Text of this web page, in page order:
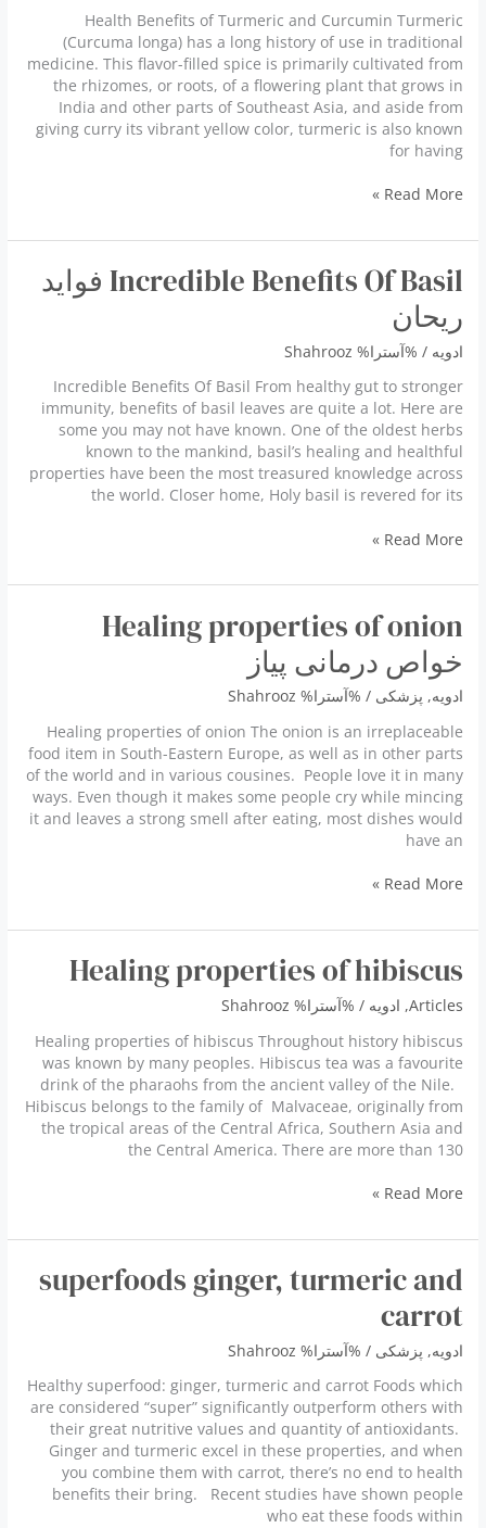
Health Benefits of Turmeric and Curcumin Turmeric
(Curcuma longa) has a long history of use in traditional
medicine. This flavor-filled spice is primarily cultivated from
the rhizomes, or roots, of a flowering plant that grows in
India and other parts of Southeast Asia, and aside from
giving curry its vibrant yellow color, turmeric is also known
for having
Health
of
and
Curcumin
Read More »
Incredible Benefits Of Basil فواید
ریحان
ادویه / %آسترا% Shahrooz
Incredible Benefits Of Basil From healthy gut to stronger
immunity, benefits of basil leaves are quite a lot. Here are
some you may not have known. One of the oldest herbs
known to the mankind, basil’s healing and healthful
properties have been the most treasured knowledge across
the world. Closer home, Holy basil is revered for its
Incredible
Of
فواید
Read More »
Healing properties of onion
خواص درمانی پیاز
ادویه, پزشكى / %آسترا% Shahrooz
Healing properties of onion The onion is an irreplaceable
food item in South-Eastern Europe, as well as in other parts
of the world and in various cousines. People love it in many
ways. Even though it makes some people cry while mincing
it and leaves a strong smell after eating, most dishes would
have an
Healing
of
خواص
پیاز
Read More »
Healing properties of hibiscus
Articles
, ادویه / %آسترا% Shahrooz
Healing properties of hibiscus Throughout history hibiscus
was known by many peoples. Hibiscus tea was a favourite
drink of the pharaohs from the ancient valley of the Nile.
Hibiscus belongs to the family of Malvaceae, originally from
the tropical areas of the Central Africa, Southern Asia and
the Central America. There are more than 130
Healing
of
Read More »
superfoods ginger, turmeric and
carrot
ادویه, پزشكى / %آسترا% Shahrooz
Healthy superfood: ginger, turmeric and carrot Foods which
are considered “super” significantly outperform others with
their great nutritive values and quantity of antioxidants.
Ginger and turmeric excel in these properties, and when
you combine them with carrot, there’s no end to health
benefits their bring. Recent studies have shown people
who eat these foods within